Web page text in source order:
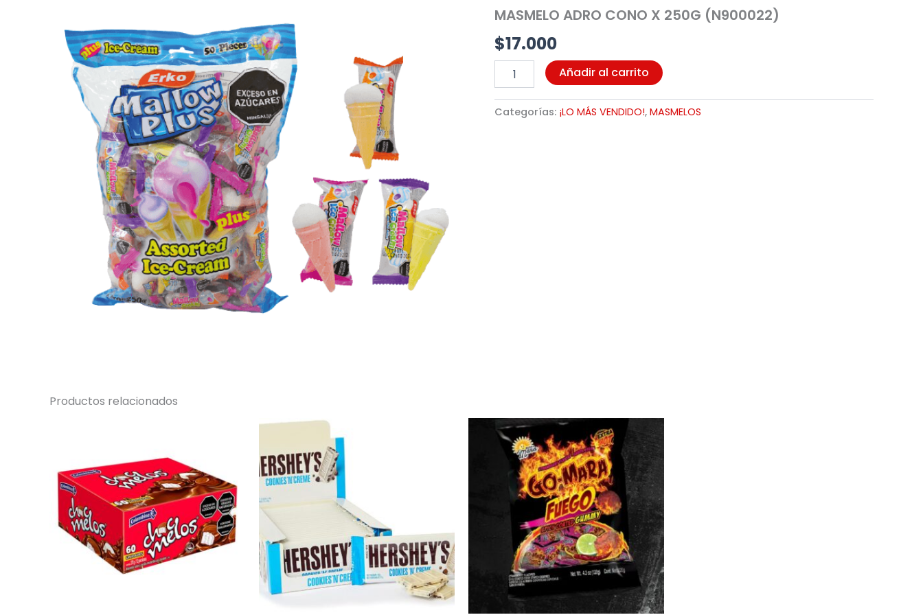
MASMELO ADRO CONO X 250G (N900022)
$17.000
250G
(N900022)
cantidad
Añadir al carrito
Categorías: ¡LO MÁS VENDIDO!, MASMELOS
Productos relacionados